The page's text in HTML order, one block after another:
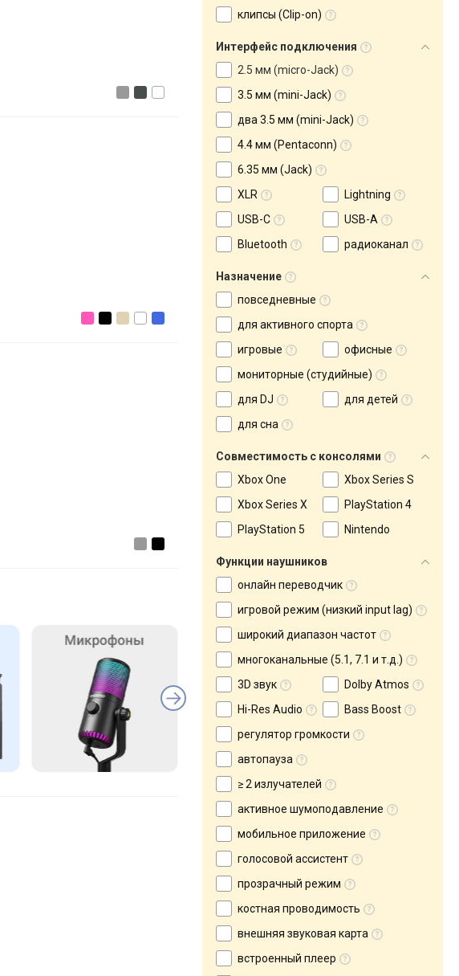
клипсы (Clip-on)
Интерфейс подключения
2.5 мм (micro-Jack)
3.5 мм (mini-Jack)
два 3.5 мм (mini-Jack)
4.4 мм (Pentaconn)
6.35 мм (Jack)
XLR
Lightning
USB-C
USB-A
Bluetooth
радиоканал
Назначение
повседневные
для активного спорта
игровые
офисные
мониторные (студийные)
для DJ
для детей
для сна
Совместимость с консолями
Xbox One
Xbox Series S
Xbox Series X
PlayStation 4
PlayStation 5
Nintendo
Функции наушников
онлайн переводчик
игровой режим (низкий input lag)
широкий диапазон частот
многоканальные (5.1, 7.1 и т.д.)
3D звук
Dolby Atmos
Hi-Res Audio
Bass Boost
регулятор громкости
автопауза
≥ 2 излучателей
активное шумоподавление
мобильное приложение
голосовой ассистент
прозрачный режим
костная проводимость
внешняя звуковая карта
встроенный плеер